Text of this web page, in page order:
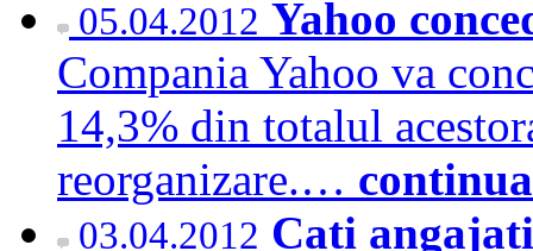
05.04.2012 Yahoo
Compania Yahoo va
14,3% din totalul
reorganizare.…
03.04.2012 Cati